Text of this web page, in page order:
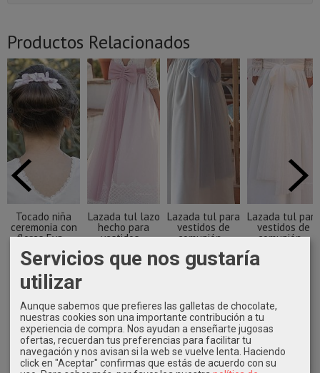
Productos Relacionados
Tocado niña
ceremonia con
flores Eva...
37,90 €
Lazada tul lazo
hecho para
vestidos...
34,90 €
Lazada tul para
vestidos de
comunión...
19,90 €
Lazada tul para
vestidos de
comunión...
Servicios que nos gustaría
utilizar
Aunque sabemos que prefieres las galletas de chocolate,
nuestras cookies son una importante contribución a tu
experiencia de compra. Nos ayudan a enseñarte jugosas
ofertas, recuerdan tus preferencias para facilitar tu
navegación y nos avisan si la web se vuelve lenta. Haciendo
click en "Aceptar" confirmas que estás de acuerdo con su